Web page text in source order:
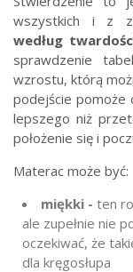
wszystkich i z
według
sprawdzenie
wzrostu, którą
podejście pomoże
lepszego niż
położenie się i
Materac może być:
miękki - ten
ale zupełnie nie
oczekiwać, że
dla kręgosłupa